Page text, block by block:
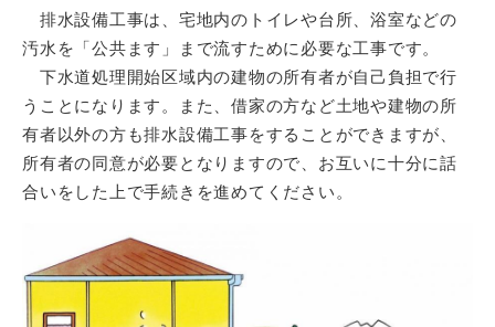
排水設備工事は、宅地内のトイレや台所、浴室などの
汚水を「公共ます」まで流すために必要な工事です。
下水道処理開始区域内の建物の所有者が自己負担で行
うことになります。また、借家の方など土地や建物の所
有者以外の方も排水設備工事をすることができますが、
所有者の同意が必要となりますので、お互いに十分に話
合いをした上で手続きを進めてください。